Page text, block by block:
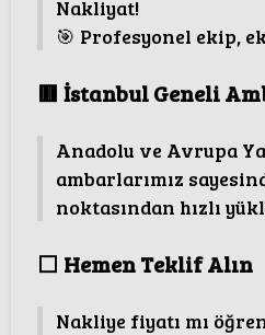
Nakliyat!
🎯 Profesyonel ekip,
🟥 İstanbul Geneli
Anadolu ve Avrupa
ambarlarımız
noktasından hızlı
⬜ Hemen Teklif Alın
Nakliye fiyatı mı